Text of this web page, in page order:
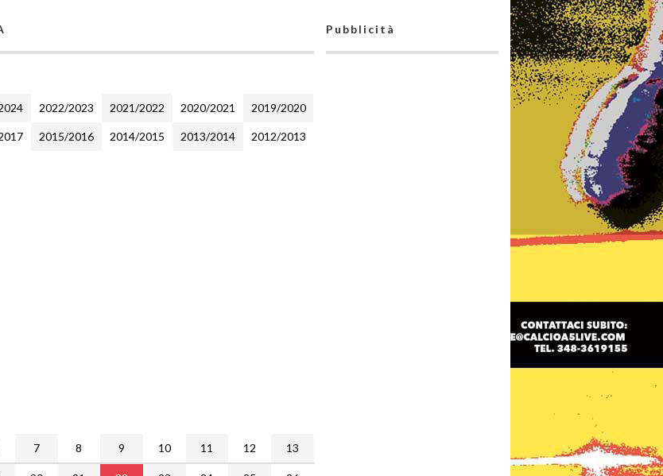
2022/2023 2021/2022 2020/2021 2019/2020
2015/2016 2014/2015 2013/2014 2012/2013
7 8 9 10 11 12 13
Pubblicità